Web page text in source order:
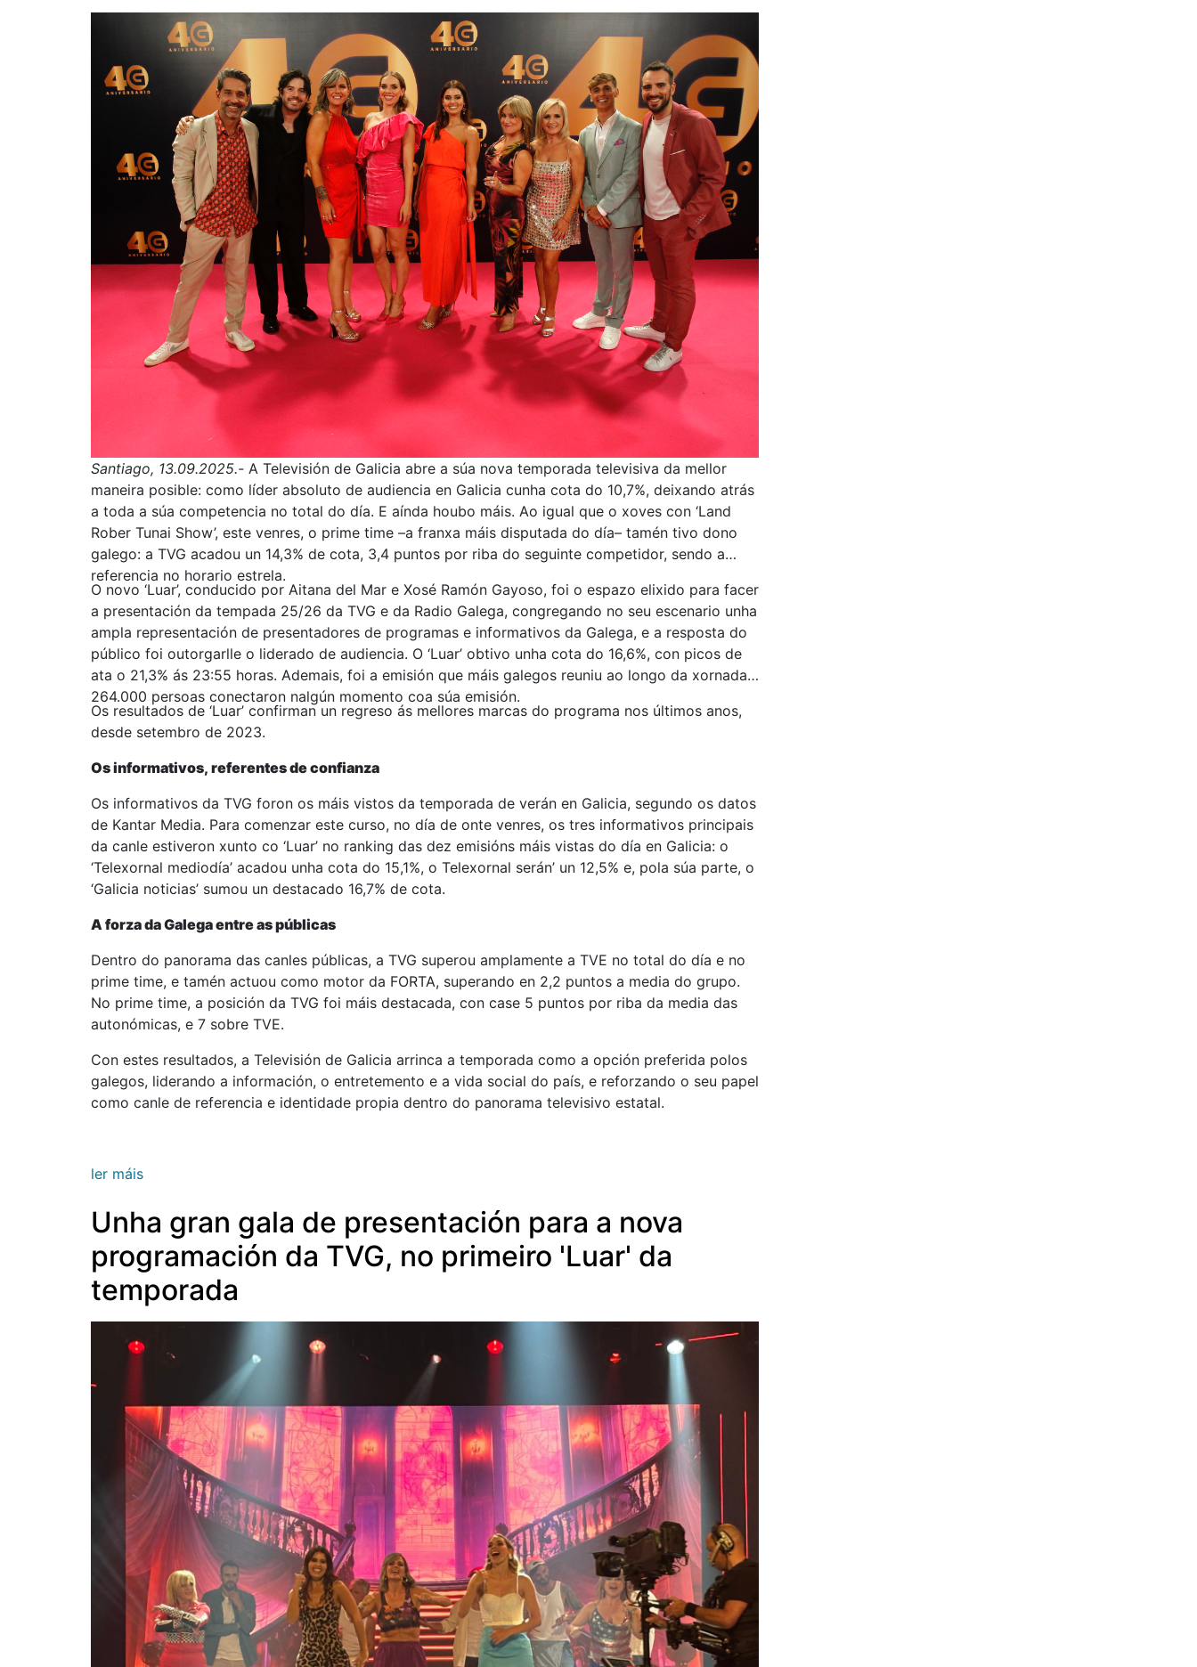
Santiago, 13.09.2025.- A Televisión de Galicia abre a súa nova temporada televisiva da mellor
maneira posible: como líder absoluto de audiencia en Galicia cunha cota do 10,7%, deixando atrás
a toda a súa competencia no total do día. E aínda houbo máis. Ao igual que o xoves con ‘Land
Rober Tunai Show’, este venres, o prime time –a franxa máis disputada do día– tamén tivo dono
galego: a TVG acadou un 14,3% de cota, 3,4 puntos por riba do seguinte competidor, sendo a
referencia no horario estrela.
O novo ‘Luar’, conducido por Aitana del Mar e Xosé Ramón Gayoso, foi o espazo elixido para facer
a presentación da tempada 25/26 da TVG e da Radio Galega, congregando no seu escenario unha
ampla representación de presentadores de programas e informativos da Galega, e a resposta do
público foi outorgarlle o liderado de audiencia. O ‘Luar’ obtivo unha cota do 16,6%, con picos de
ata o 21,3% ás 23:55 horas. Ademais, foi a emisión que máis galegos reuniu ao longo da xornada:
264.000 persoas conectaron nalgún momento coa súa emisión.
Os resultados de ‘Luar’ confirman un regreso ás mellores marcas do programa nos últimos anos,
desde setembro de 2023.
Os informativos, referentes de confianza
Os informativos da TVG foron os máis vistos da temporada de verán en Galicia, segundo os datos
de Kantar Media. Para comenzar este curso, no día de onte venres, os tres informativos principais
da canle estiveron xunto co ‘Luar’ no ranking das dez emisións máis vistas do día en Galicia: o
‘Telexornal mediodía’ acadou unha cota do 15,1%, o Telexornal serán’ un 12,5% e, pola súa parte, o
‘Galicia noticias’ sumou un destacado 16,7% de cota.
A forza da Galega entre as públicas
Dentro do panorama das canles públicas, a TVG superou amplamente a TVE no total do día e no
prime time, e tamén actuou como motor da FORTA, superando en 2,2 puntos a media do grupo.
No prime time, a posición da TVG foi máis destacada, con case 5 puntos por riba da media das
autonómicas, e 7 sobre TVE.
Con estes resultados, a Televisión de Galicia arrinca a temporada como a opción preferida polos
galegos, liderando a información, o entretemento e a vida social do país, e reforzando o seu papel
como canle de referencia e identidade propia dentro do panorama televisivo estatal.
ler máis
Unha gran gala de presentación para a nova
programación da TVG, no primeiro 'Luar' da
temporada